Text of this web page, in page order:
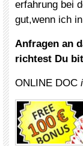
erfahrung bei
gut,wenn ich
Anfragen an
richtest Du
ONLINE DOC